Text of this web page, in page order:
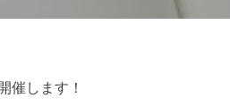
催します！